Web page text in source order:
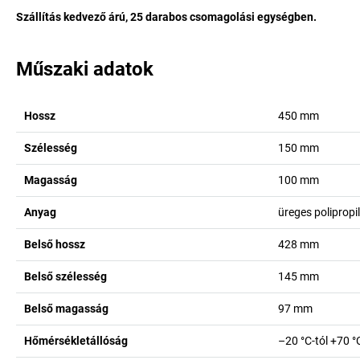
Szállítás kedvező árú, 25 darabos csomagolási egységben.
Műszaki adatok
Hossz 450 mm
Szélesség 150 mm
Magasság 100 mm
Anyag üreges
Belső hossz 428 mm
Belső szélesség 145 mm
Belső magasság 97 mm
Hőmérsékletállóság –20 °C-tól +70